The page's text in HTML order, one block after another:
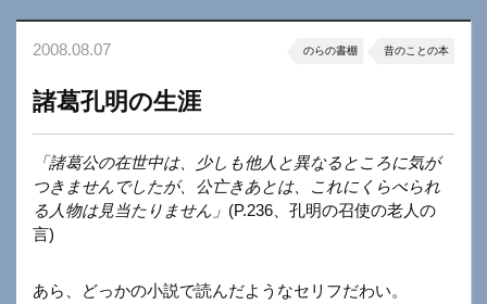
2008.08.07 のらの書棚 昔のことの本
諸葛孔明の生涯
「諸葛公の在世中は、少しも他人と異なるところに気が
つきませんでしたが、公亡きあとは、これにくらべられ
る人物は見当たりません」 (P.236、孔明の召使の老人の
言)
あら、どっかの小説で読んだようなセリフだわい。